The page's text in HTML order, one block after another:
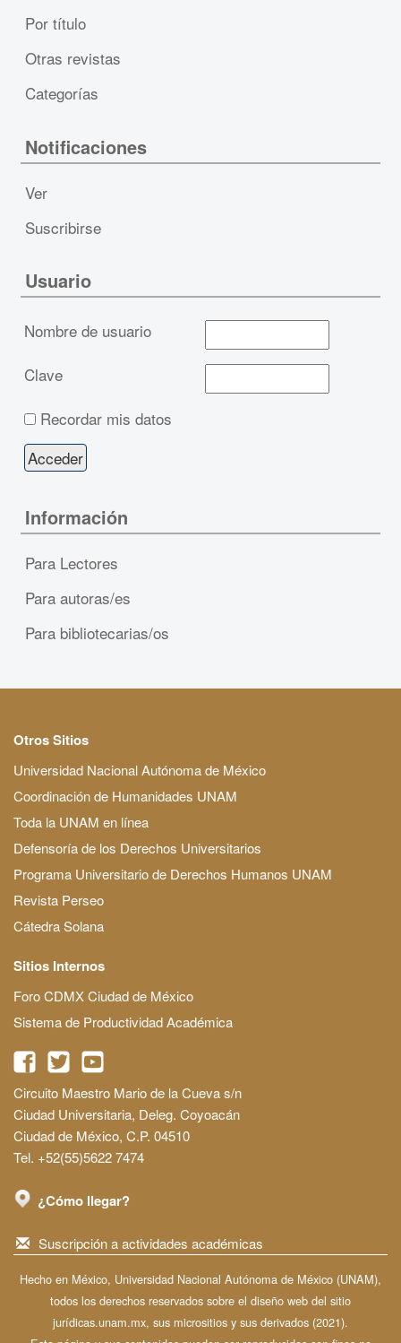
Por título
Otras revistas
Categorías
Notificaciones
Ver
Suscribirse
Usuario
Nombre de usuario
Clave
Recordar mis datos
Información
Para Lectores
Para autoras/es
Para bibliotecarias/os
Otros Sitios
Universidad Nacional Autónoma de México
Coordinación de Humanidades UNAM
Toda la UNAM en línea
Defensoría de los Derechos Universitarios
Programa Universitario de Derechos Humanos UNAM
Revista Perseo
Cátedra Solana
Sitios Internos
Foro CDMX Ciudad de México
Sistema de Productividad Académica
Circuito Maestro Mario de la Cueva s/n
Ciudad Universitaria, Deleg. Coyoacán
Ciudad de México, C.P. 04510
Tel. +52(55)5622 7474
¿Cómo llegar?
Suscripción a actividades académicas
Hecho en México, Universidad Nacional Autónoma de México (UNAM),
todos los derechos reservados sobre el diseño web del sitio
jurídicas.unam.mx, sus micrositios y sus derivados (2021).